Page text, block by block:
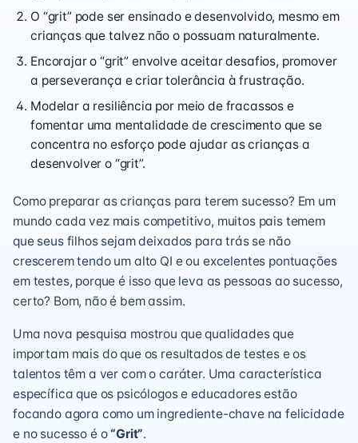
O “grit” pode ser ensinado e desenvolvido, mesmo em
crianças que talvez não o possuam naturalmente.
Encorajar o “grit” envolve aceitar desafios, promover
a perseverança e criar tolerância à frustração.
Modelar a resiliência por meio de fracassos e
fomentar uma mentalidade de crescimento que se
concentra no esforço pode ajudar as crianças a
desenvolver o “grit”.
Como preparar as crianças para terem sucesso? Em um
mundo cada vez mais competitivo, muitos pais temem
que seus filhos sejam deixados para trás se não
crescerem tendo um alto QI e ou excelentes pontuações
em testes, porque é isso que leva as pessoas ao sucesso,
certo? Bom, não é bem assim.
Uma nova pesquisa mostrou que qualidades que
importam mais do que os resultados de testes e os
talentos têm a ver com o caráter. Uma característica
específica que os psicólogos e educadores estão
focando agora como um ingrediente-chave na felicidade
e no sucesso é o“Grit”.